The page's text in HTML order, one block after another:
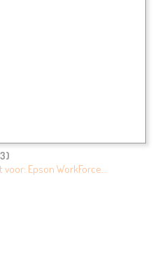
voor: Epson WorkForce…